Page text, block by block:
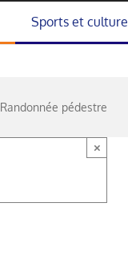
Sports et culture
Randonnée pédestre
×